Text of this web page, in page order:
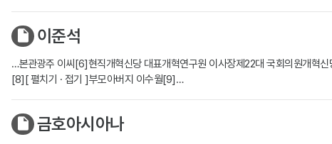
이준석
…본관광주 이씨[6]현직개혁신당 대표개혁연구원 이사장제22대 국회의원개
[8][ 펼치기 · 접기 ]부모아버지 이수월[9]…
금호아시아나